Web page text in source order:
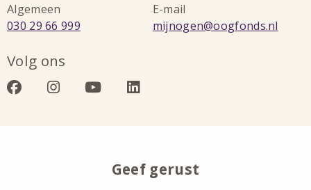
Algemeen
Bel:
030 29 66 999
E-mail
Stuur
mijnogen@oogfonds.nl
Volg ons
BezoekBezoekBezoekBezoek
Geef gerust